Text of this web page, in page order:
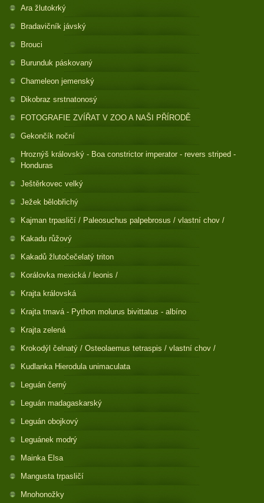
Ara žlutokrký
Bradavičník jávský
Brouci
Burunduk páskovaný
Chameleon jemenský
Dikobraz srstnatonosý
FOTOGRAFIE ZVÍŘAT V ZOO A NAŠI PŘÍRODĚ
Gekončík noční
Hroznýš královský - Boa constrictor imperator - revers striped -
Honduras
Ještěrkovec velký
Ježek bělobřichý
Kajman trpasličí / Paleosuchus palpebrosus / vlastní chov /
Kakadu růžový
Kakadů žlutočečelatý triton
Korálovka mexická / leonis /
Krajta královská
Krajta tmavá - Python molurus bivittatus - albíno
Krajta zelená
Krokodýl čelnatý / Osteolaemus tetraspis / vlastní chov /
Kudlanka Hierodula unimaculata
Leguán černý
Leguán madagaskarský
Leguán obojkový
Leguánek modrý
Mainka Elsa
Mangusta trpasličí
Mnohonožky